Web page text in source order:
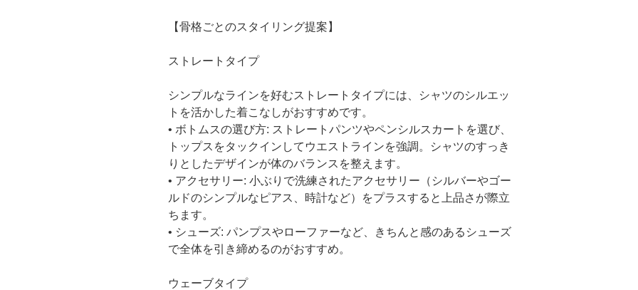
【骨格ごとのスタイリング提案】
ストレートタイプ
シンプルなラインを好むストレートタイプには、シャツのシルエッ
トを活かした着こなしがおすすめです。
• ボトムスの選び方: ストレートパンツやペンシルスカートを選び、
トップスをタックインしてウエストラインを強調。シャツのすっき
りとしたデザインが体のバランスを整えます。
• アクセサリー: 小ぶりで洗練されたアクセサリー（シルバーやゴー
ルドのシンプルなピアス、時計など）をプラスすると上品さが際立
ちます。
• シューズ: パンプスやローファーなど、きちんと感のあるシューズ
で全体を引き締めるのがおすすめ。
ウェーブタイプ